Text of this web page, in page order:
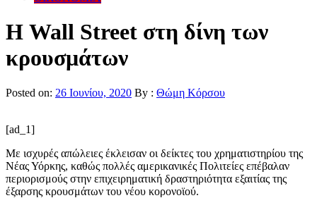
Η Wall Street στη δίνη των
κρουσμάτων
Posted on: 26 Ιουνίου, 2020 By : Θώμη Κόρσου
[ad_1]
Με ισχυρές απώλειες έκλεισαν οι δείκτες του χρηματιστηρίου της
Νέας Υόρκης, καθώς πολλές αμερικανικές Πολιτείες επέβαλαν
περιορισμούς στην επιχειρηματική δραστηριότητα εξαιτίας της
έξαρσης κρουσμάτων του νέου κορονοϊού.